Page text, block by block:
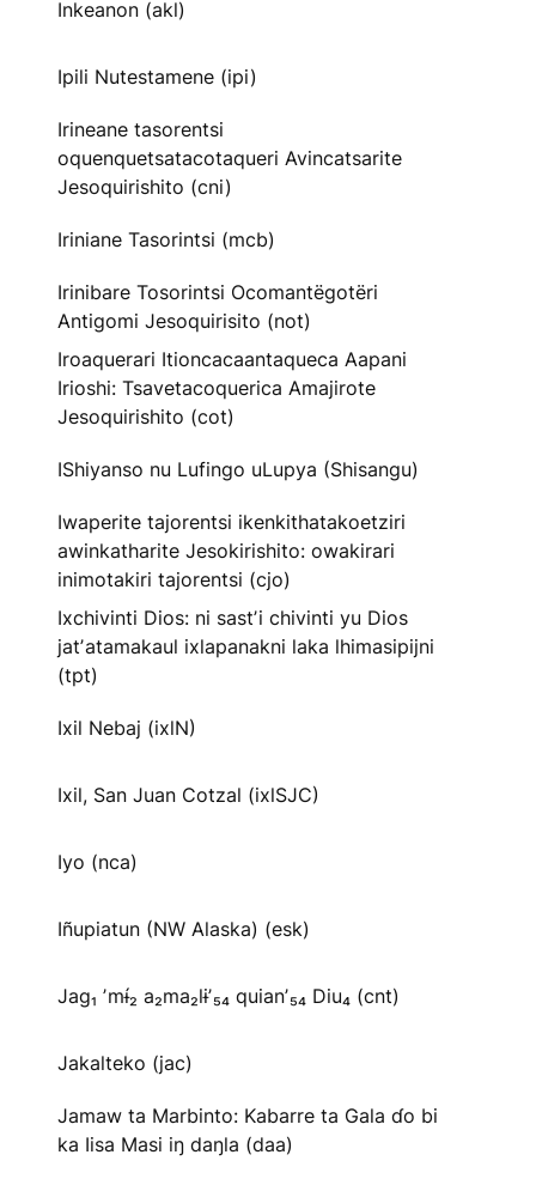
Inkeanon (akl)
Ipili Nutestamene (ipi)
Irineane tasorentsi
oquenquetsatacotaqueri Avincatsarite
Jesoquirishito (cni)
Iriniane Tasorintsi (mcb)
Irinibare Tosorintsi Ocomantëgotëri
Antigomi Jesoquirisito (not)
Iroaquerari Itioncacaantaqueca Aapani
Irioshi: Tsavetacoquerica Amajirote
Jesoquirishito (cot)
IShiyanso nu Lufingo uLupya (Shisangu)
Iwaperite tajorentsi ikenkithatakoetziri
awinkatharite Jesokirishito: owakirari
inimotakiri tajorentsi (cjo)
Ixchivinti Dios: ni sastʼi chivinti yu Dios
jatʼatamakaul ixlapanakni laka lhimasipijni
(tpt)
Ixil Nebaj (ixlN)
Ixil, San Juan Cotzal (ixlSJC)
Iyo (nca)
Iñupiatun (NW Alaska) (esk)
Jag₁ ʼmɨ́₂ a₂ma₂lɨʼ₅₄ quianʼ₅₄ Diu₄ (cnt)
Jakalteko (jac)
Jamaw ta Marbinto: Kabarre ta Gala ɗo bi
ka Iisa Masi iŋ daŋla (daa)